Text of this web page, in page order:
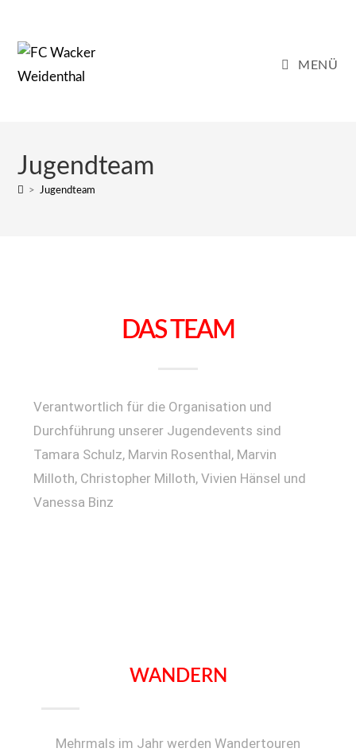
MENÜ
Jugendteam
> Jugendteam
DAS TEAM
Verantwortlich für die Organisation und
Durchführung unserer Jugendevents sind
Tamara Schulz, Marvin Rosenthal, Marvin
Milloth, Christopher Milloth, Vivien Hänsel und
Vanessa Binz
WANDERN
Mehrmals im Jahr werden Wandertouren